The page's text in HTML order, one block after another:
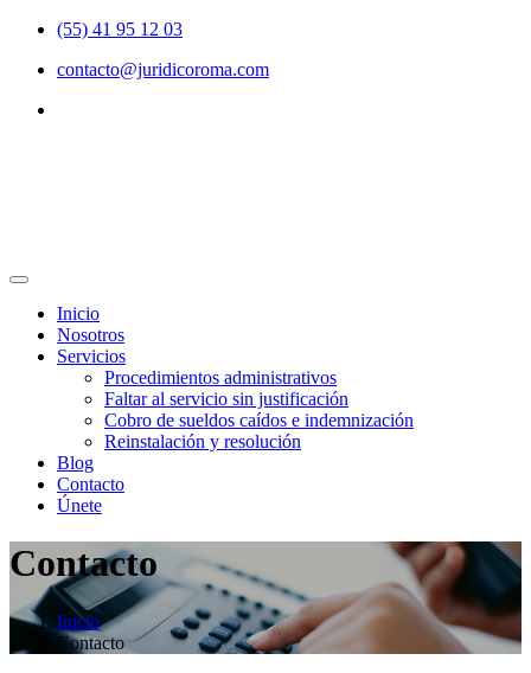
(55) 41 95 12 03
contacto@juridicoroma.com
Inicio
Nosotros
Servicios
Procedimientos administrativos
Faltar al servicio sin justificación
Cobro de sueldos caídos e indemnización
Reinstalación y resolución
Blog
Contacto
Únete
Contacto
Inicio
Contacto